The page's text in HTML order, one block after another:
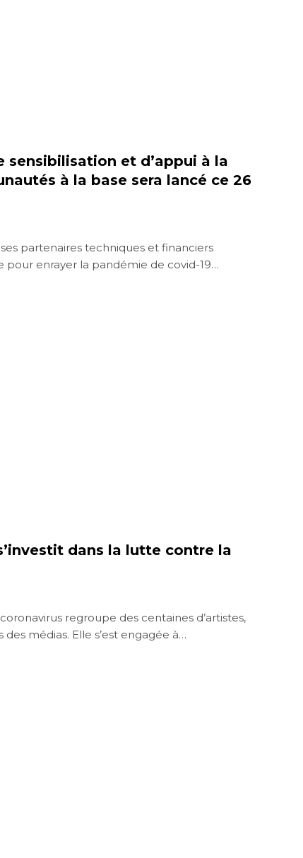
sensibilisation et d’appui à la
à la base sera lancé ce 26
partenaires techniques et financiers
enrayer la pandémie de covid-19…
dans la lutte contre la
regroupe des centaines d’artistes,
médias. Elle s’est engagée à…